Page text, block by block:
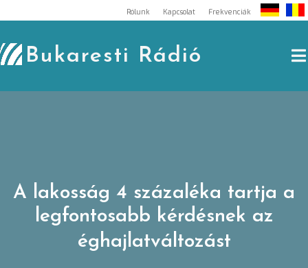
to
content
Rólunk Kapcsolat Frekvenciák
Bukaresti Rádió
A lakosság 4 százaléka tartja a
legfontosabb kérdésnek az
éghajlatváltozást